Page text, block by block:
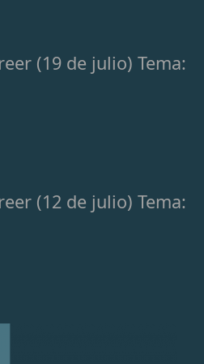
(19 de julio) Tema:
(12 de julio) Tema: